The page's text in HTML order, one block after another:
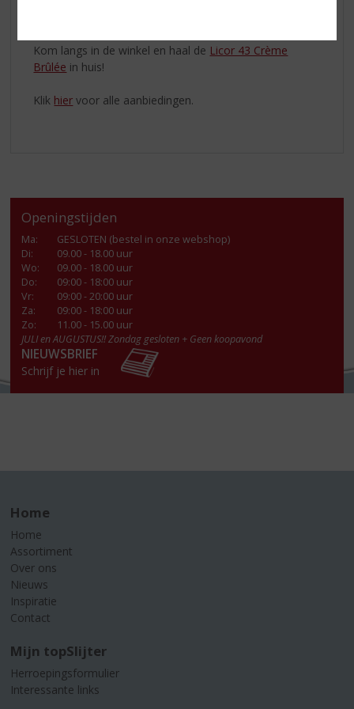
Kom langs in de winkel en haal de Licor 43 Crème
Brûlée in huis!
Klik hier voor alle aanbiedingen.
Openingstijden
Ma:
GESLOTEN (bestel in onze webshop)
Di:
09.00 - 18.00 uur
Wo:
09.00 - 18.00 uur
Do:
09:00 - 18:00 uur
Vr:
09:00 - 20:00 uur
Za:
09:00 - 18:00 uur
Zo:
11.00 - 15.00 uur
JULI en AUGUSTUS!! Zondag gesloten + Geen koopavond
NIEUWSBRIEF
Schrijf je hier in
Home
Home
Assortiment
Over ons
Nieuws
Inspiratie
Contact
Mijn topSlijter
Herroepingsformulier
Interessante links